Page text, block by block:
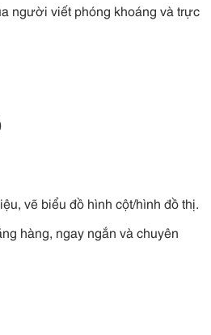
người viết phóng khoáng và trực
vẽ biểu đồ hình cột/hình đồ thị.
hàng, ngay ngắn và chuyên